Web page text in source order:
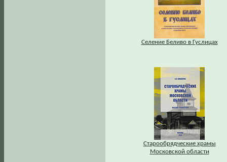
Селение Беливо в Гуслицах
Старообрядческие храмы
Московской области